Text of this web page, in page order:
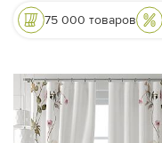
75 000 товаров